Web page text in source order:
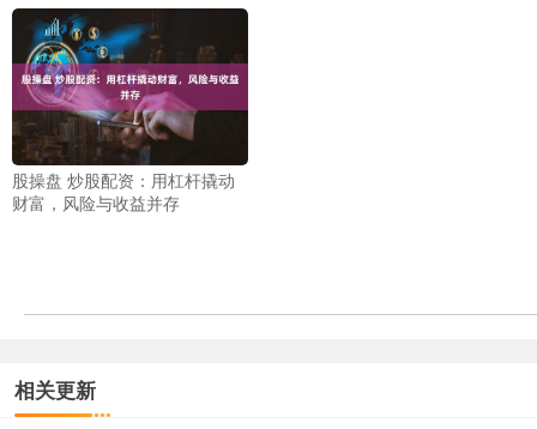
股操盘 炒股配资：用杠杆撬动
财富，风险与收益并存
相关更新